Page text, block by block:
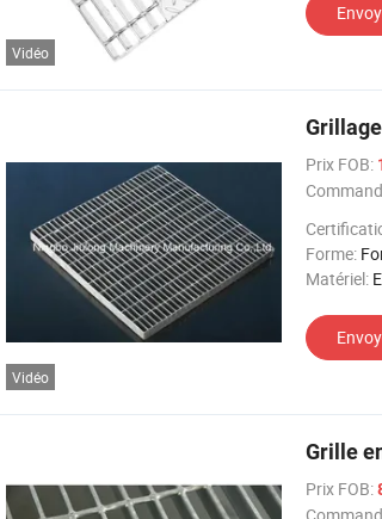
Vidéo
Vidéo
Prix FOB:
Forme:
Matériel:
Grille
Prix FOB: